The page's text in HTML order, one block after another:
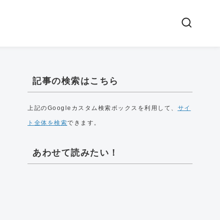
記事の検索はこちら
上記のGoogleカスタム検索ボックスを利用して、 サイ
ト全体を検索できます。
あわせて読みたい！